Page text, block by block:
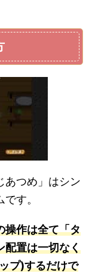
あつめ」はシン
す。
操作は全て「タ
配置は一切なく
プ)するだけで